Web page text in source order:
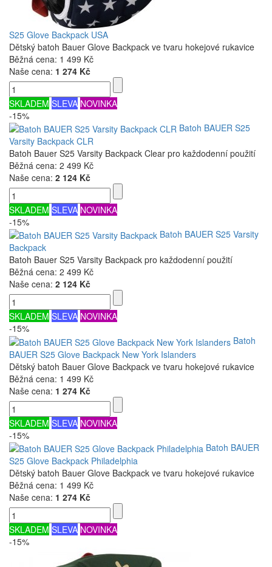
S25 Glove Backpack USA
Dětský batoh Bauer Glove Backpack ve tvaru hokejové rukavice
Běžná cena: 1 499 Kč
Naše cena: 1 274 Kč
SKLADEM SLEVA NOVINKA
-15%
Batoh BAUER S25
Varsity Backpack CLR
Batoh Bauer S25 Varsity Backpack Clear pro každodenní použití
Běžná cena: 2 499 Kč
Naše cena: 2 124 Kč
SKLADEM SLEVA NOVINKA
-15%
Batoh BAUER S25 Varsity
Backpack
Batoh Bauer S25 Varsity Backpack pro každodenní použití
Běžná cena: 2 499 Kč
Naše cena: 2 124 Kč
SKLADEM SLEVA NOVINKA
-15%
Batoh
BAUER S25 Glove Backpack New York Islanders
Dětský batoh Bauer Glove Backpack ve tvaru hokejové rukavice
Běžná cena: 1 499 Kč
Naše cena: 1 274 Kč
SKLADEM SLEVA NOVINKA
-15%
Batoh BAUER
S25 Glove Backpack Philadelphia
Dětský batoh Bauer Glove Backpack ve tvaru hokejové rukavice
Běžná cena: 1 499 Kč
Naše cena: 1 274 Kč
SKLADEM SLEVA NOVINKA
-15%